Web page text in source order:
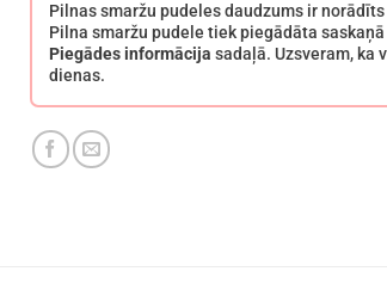
Pilnas smaržu pudeles daudzums ir
Pilna smaržu pudele tiek piegādāta
Piegādes informācija sadaļā. Uzsveram, ka
dienas.